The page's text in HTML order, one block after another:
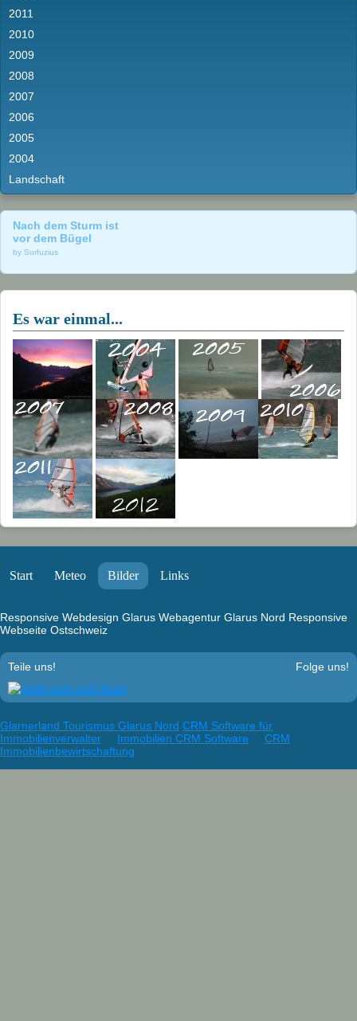
2011
2010
2009
2008
2007
2006
2005
2004
Landschaft
Nach dem Sturm ist
vor dem Bügel
by Surfuzius
Es war einmal...
Start Meteo Bilder Links
Responsive Webdesign Glarus Webagentur Glarus Nord Responsive
Webseite Ostschweiz
Teile uns! Folge uns!
Glarnerland Tourismus Glarus Nord CRM Software für
Immobilienverwalter
Immobilien CRM Software
CRM
Immobilienbewirtschaftung